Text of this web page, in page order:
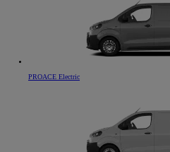
PROACE Electric